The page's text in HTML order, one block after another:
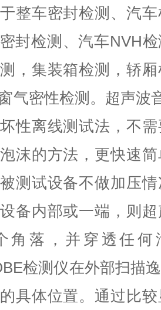
整车密封检测、汽
封检测、汽车NVH
，集装箱检测，轿
气密性检测。超声波
性离线测试法，不
沫的方法，更快速
测试设备不做加压
备内部或一端，则
角落，并穿透任
检测仪在外部扫描
具体位置。通过比